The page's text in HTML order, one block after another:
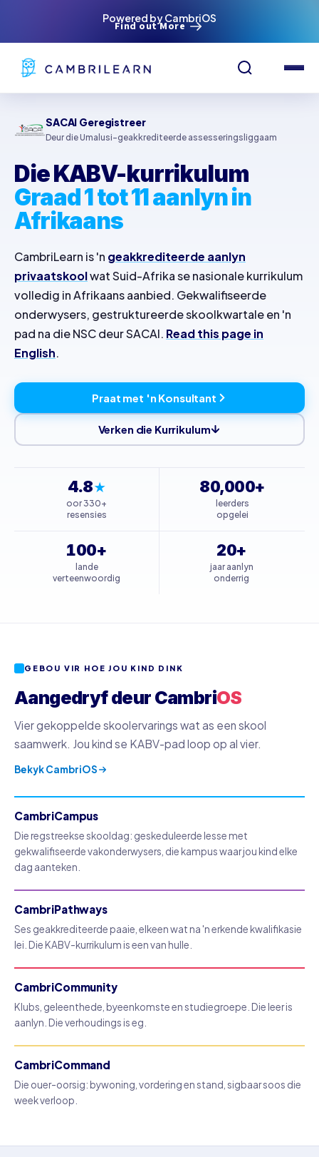
Powered by CambriOS
Find out More
SACAI Geregistreer
Deur die Umalusi-geakkrediteerde assesseringsliggaam
Die KABV-kurrikulum
Graad 1 tot 11 aanlyn in
Afrikaans
CambriLearn is 'n geakkrediteerde aanlyn
privaatskoolwat Suid-Afrika se nasionale kurrikulum
volledig in Afrikaans aanbied. Gekwalifiseerde
onderwysers, gestruktureerde skoolkwartale en 'n
pad na die NSC deur SACAI. Read this page in
English.
Praat met 'n Konsultant
Verken die Kurrikulum
4.8★
oor 330+
resensies
80,000+
leerders
opgelei
100+
lande
verteenwoordig
20+
jaar aanlyn
onderrig
GEBOU VIR HOE JOU KIND DINK
Aangedryf deur CambriOS
Vier gekoppelde skoolervarings wat as een skool
saamwerk. Jou kind se KABV-pad loop op al vier.
Bekyk CambriOS
CambriCampus
Die regstreekse skooldag: geskeduleerde lesse met
gekwalifiseerde vakonderwysers, die kampus waar jou kind elke
dag aanteken.
CambriPathways
Ses geakkrediteerde paaie, elkeen wat na 'n erkende kwalifikasie
lei. Die KABV-kurrikulum is een van hulle.
CambriCommunity
Klubs, geleenthede, byeenkomste en studiegroepe. Die leer is
aanlyn. Die verhoudings is eg.
CambriCommand
Die ouer-oorsig: bywoning, vordering en stand, sigbaar soos die
week verloop.